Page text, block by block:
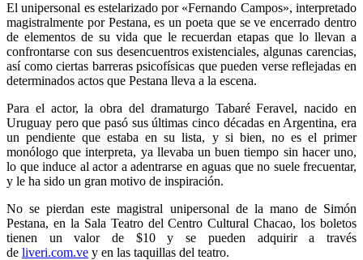
El unipersonal es estelarizado por «Fernando Campos», interpretado
magistralmente por Pestana, es un poeta que se ve encerrado dentro
de elementos de su vida que le recuerdan etapas que lo llevan a
confrontarse con sus desencuentros existenciales, algunas carencias,
así como ciertas barreras psicofísicas que pueden verse reflejadas en
determinados actos que Pestana lleva a la escena.
Para el actor, la obra del dramaturgo Tabaré Feravel, nacido en
Uruguay pero que pasó sus últimas cinco décadas en Argentina, era
un pendiente que estaba en su lista, y si bien, no es el primer
monólogo que interpreta, ya llevaba un buen tiempo sin hacer uno,
lo que induce al actor a adentrarse en aguas que no suele frecuentar,
y le ha sido un gran motivo de inspiración.
No se pierdan este magistral unipersonal de la mano de Simón
Pestana, en la Sala Teatro del Centro Cultural Chacao, los boletos
tienen un valor de $10 y se pueden adquirir a través
de liveri.com.ve y en las taquillas del teatro.